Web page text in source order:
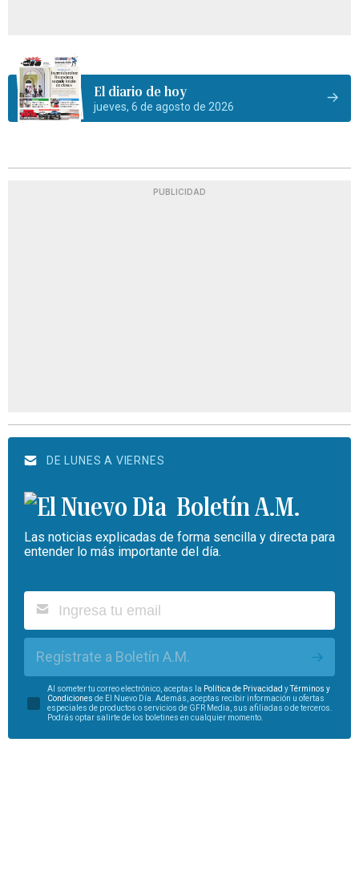
El diario de hoy
jueves, 6 de agosto de 2026
PUBLICIDAD
DE LUNES A VIERNES
Boletín A.M.
Las noticias explicadas de forma sencilla y directa para
entender lo más importante del día.
Regístrate a Boletín A.M.
Al someter tu correo electrónico, aceptas la Política de Privacidad yTérminos y
Condiciones de El Nuevo Día. Además, aceptas recibir información u ofertas
especiales de productos o servicios de GFR Media, sus afiliadas o de terceros.
Podrás optar salirte de los boletines en cualquier momento.